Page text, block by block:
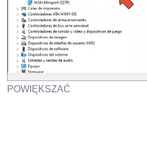
POWIĘKSZAĆ